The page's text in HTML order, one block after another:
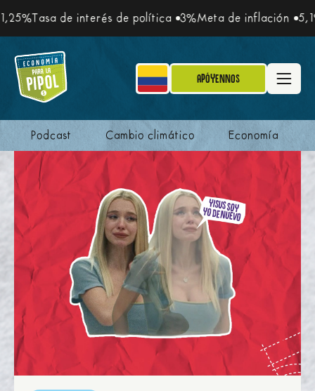
Tasa de interés de política 3%Meta de inflación 5,1%
Apóyennos
Podcast Cambio climático Economía